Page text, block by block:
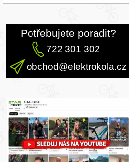
Potřebujete poradit?
722 301 302
obchod@elektrokola.cz